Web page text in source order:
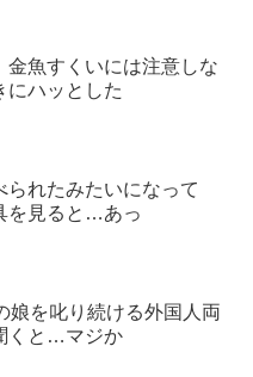
金魚すくいには注意しな
にハッとした
られたみたいになって
を見ると…あっ
娘を叱り続ける外国人両
くと…マジか